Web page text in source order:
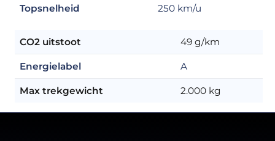
Topsnelheid 250 km/u
CO2 uitstoot 49 g/km
Energielabel A
Max trekgewicht 2.000 kg